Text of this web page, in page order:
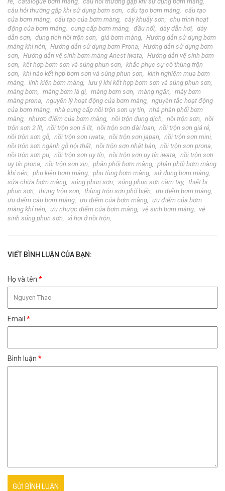
câu hỏi thường gặp khi sử dụng bơm sơn
cấu tạo bơm màng
cấu tạo
của bơm màng
cấu tạo của bơm màng cây khuấy sơn
chu trình hoạt
động của bơm màng
cung cấp bơm màng đầu nối dây dẫn hơi
dây
dẫn sơn
dung tích nồi trộn sơn giá bơm màng
Hướng dẫn sử dụng bơm
màng khí nén
Hướng dẫn sử dụng bơm Prona
Hướng dẫn sử dụng bơm
sơn
Hướng dẫn vệ sinh bơm màng Anest Iwata
Hướng dẫn vệ sinh bơm
sơn
kết hợp bơm sơn và súng phun sơn
khắc phục sự cố thùng trộn
sơn
khi nào kết hợp bơm sơn và súng phun sơn
kinh nghiệm mua bơm
màng
linh kiện bơm màng
lưu ý khi kết hợp bơm sơn và súng phun sơn
màng bơm
màng bơm là gì màng bơm sơn màng ngăn
máy bơm
màng prona
nguyên lý hoạt động của bơm màng
nguyên tắc hoạt động
của bơm màng
nhà cung cấp nồi trộn sơn uy tín
nhà phân phối bơm
màng
nhược điểm của bơm màng nồi trộn dung dịch nồi trộn sơn
nồi
trộn sơn 2 lít
nồi trộn sơn 5 lít nồi trộn sơn đài loan
nồi trộn sơn giá rẻ
nồi trộn sơn gỗ
nồi trộn sơn iwata nồi trộn sơn japan
nồi trộn sơn mini
nồi trộn sơn ngành gỗ nội thất
nồi trộn sơn nhật bản
nồi trộn sơn prona
nồi trộn sơn pu
nồi trộn sơn uy tín nồi trộn sơn uy tín iwata
nồi trộn sơn
uy tín prona
nồi trộn sơn xịn phân phối bơm màng
phân phối bơm màng
khí nén
phụ kiện bơm màng phụ tùng bơm màng
sử dụng bơm màng
sửa chữa bơm màng
súng phun sơn súng phun sơn cầm tay
thiết bị
phun sơn
thùng trộn sơn thùng trộn sơn phổ biến
ưu điểm bơm màng
ưu điểm cảu bơm màng
ưu điểm của bơm màng
ưu điểm của bơm
màng khí nén
ưu nhược điểm của bơm màng vệ sinh bơm màng
vệ
sinh súng phun sơn
xì hơi ở nồi trộn
VIẾT BÌNH LUẬN CỦA BẠN:
Họ và tên *
Email *
Bình luận *
GỬI BÌNH LUẬN